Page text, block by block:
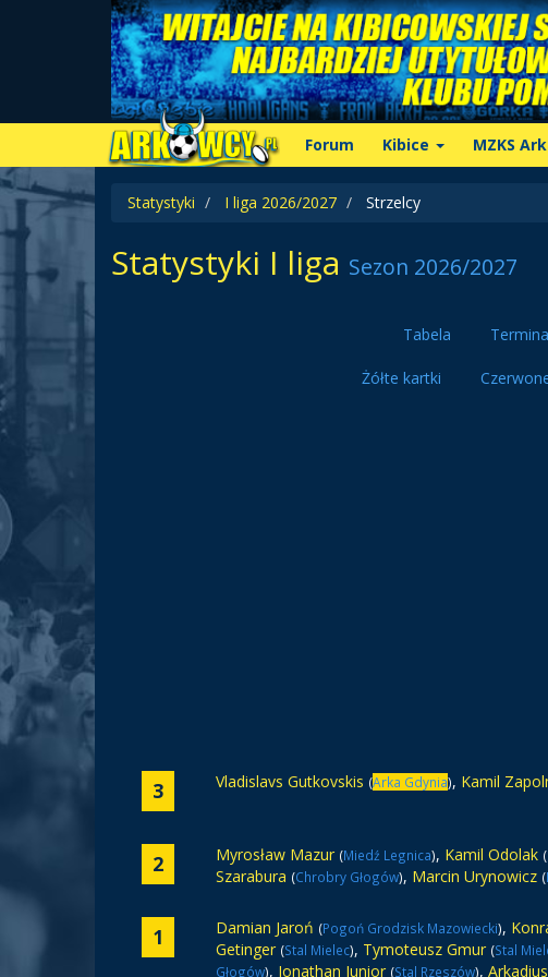
Forum Kibice MZKS
Statystyki I liga 2026/2027 Strzelcy
Statystyki I liga Sezon 2026/2027
Tabela
Żółte kartki
3 Vladislavs Gutkovskis (Arka Gdynia), Kamil
2 Myrosław Mazur (Miedź Legnica), Kamil Odolak (
Szarabura (Chrobry Głogów), Marcin Urynowicz (
1 Damian Jaroń (Pogoń Grodzisk Mazowiecki),
Getinger (Stal Mielec), Tymoteusz Gmur (Stal
Głogów), Jonathan Junior (Stal Rzeszów),